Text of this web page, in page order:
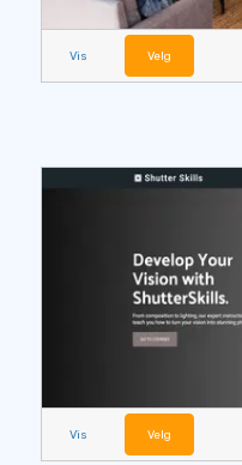
Vis Velg
Vis Velg